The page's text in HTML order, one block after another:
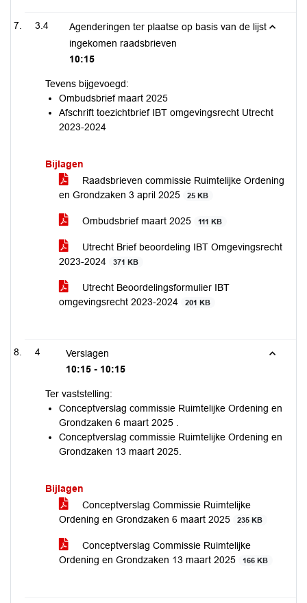
3.4
Agenderingen ter plaatse op basis van de lijst
ingekomen raadsbrieven
10:15
Tevens bijgevoegd:
Ombudsbrief maart 2025
Afschrift toezichtbrief IBT omgevingsrecht Utrecht
2023-2024
Bijlagen
Raadsbrieven commissie Ruimtelijke Ordening
en Grondzaken 3 april 2025
25 KB
Ombudsbrief maart 2025 111 KB
Utrecht Brief beoordeling IBT Omgevingsrecht
2023-2024
371 KB
Utrecht Beoordelingsformulier IBT
omgevingsrecht 2023-2024
201 KB
4
Verslagen
10:15 - 10:15
Ter vaststelling:
Conceptverslag commissie Ruimtelijke Ordening en
Grondzaken 6 maart 2025 .
Conceptverslag commissie Ruimtelijke Ordening en
Grondzaken 13 maart 2025.
Bijlagen
Conceptverslag Commissie Ruimtelijke
Ordening en Grondzaken 6 maart 2025
235 KB
Conceptverslag Commissie Ruimtelijke
Ordening en Grondzaken 13 maart 2025
166 KB